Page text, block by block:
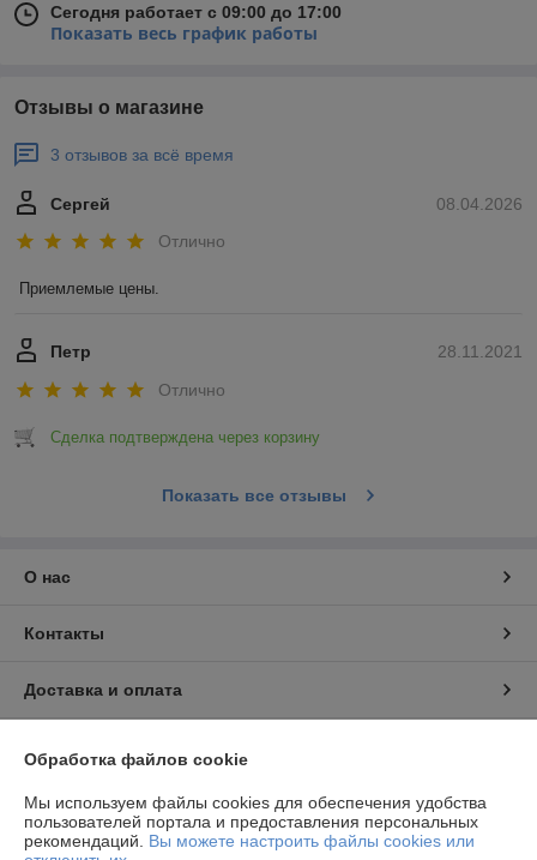
Сегодня работает с 09:00 до 17:00
Показать весь график работы
Отзывы о магазине
3 отзывов за всё время
08.04.2026
Сергей
Отлично
Приемлемые цены.
28.11.2021
Петр
Отлично
Сделка подтверждена через корзину
Показать все отзывы
О нас
Контакты
Доставка и оплата
Полная версия сайта
Обработка файлов cookie
Мы используем файлы cookies для обеспечения удобства
пользователей портала и предоставления персональных
рекомендаций. Вы можете настроить файлы cookies или